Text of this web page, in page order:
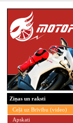
Ziņas un raksti
Ceļā uz Brīvību (video)
Apskati